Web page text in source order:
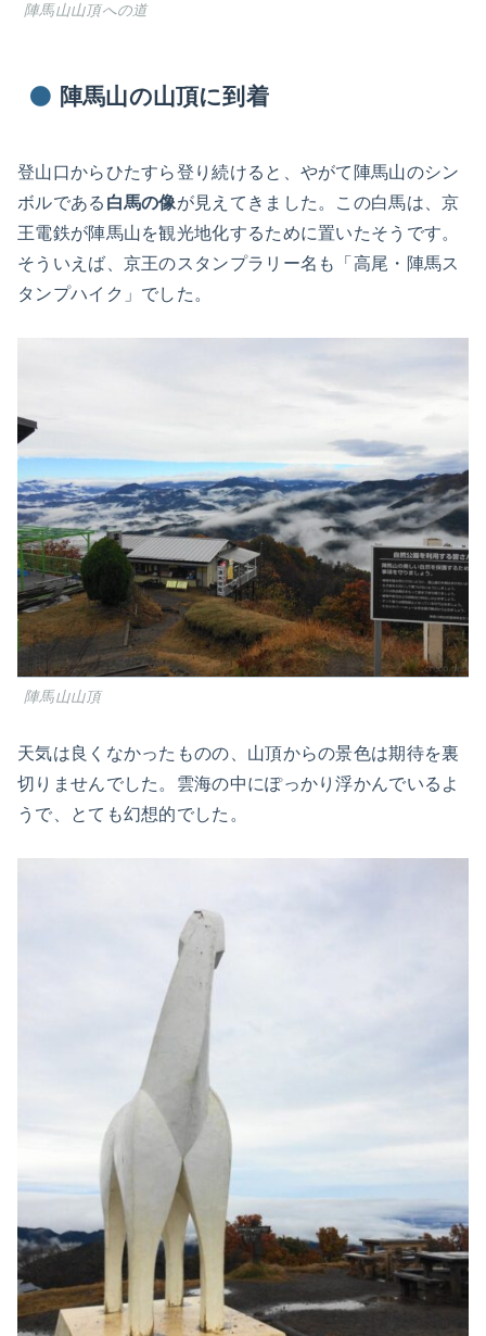
陣馬山山頂への道
陣馬山の山頂に到着
登山口からひたすら登り続けると、やがて陣馬山のシン
ボルである 白馬の像が見えてきました。この白馬は、京
王電鉄が陣馬山を観光地化するために置いたそうです。
そういえば、京王のスタンプラリー名も「高尾・陣馬ス
タンプハイク」でした。
陣馬山山頂
天気は良くなかったものの、山頂からの景色は期待を裏
切りませんでした。雲海の中にぽっかり浮かんでいるよ
うで、とても幻想的でした。